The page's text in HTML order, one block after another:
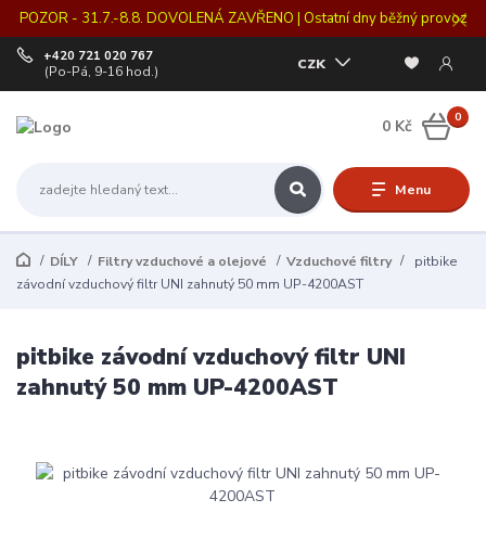
POZOR - 31.7.-8.8. DOVOLENÁ ZAVŘENO | Ostatní dny běžný provoz
Menu
CZK
+420 721 020 767
(Po-Pá, 9-16 hod.)
0
0 Kč
DÍLY Filtry vzduchové a olejové Vzduchové filtry
pitbike
závodní vzduchový filtr UNI zahnutý 50 mm UP-4200AST
pitbike závodní vzduchový filtr UNI
zahnutý 50 mm UP-4200AST